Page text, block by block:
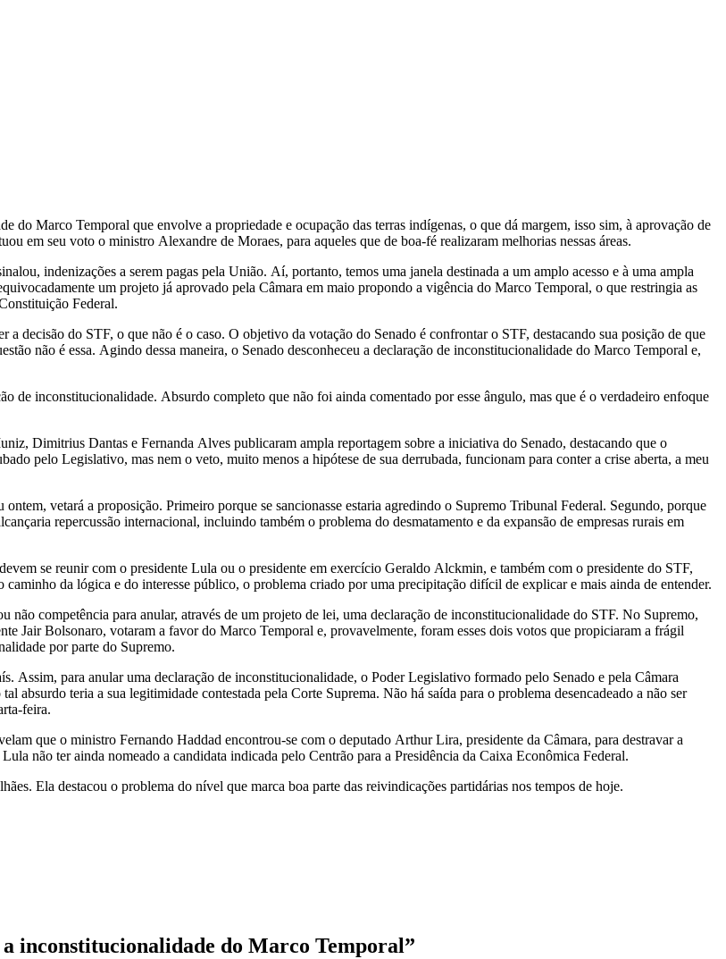
Marco Temporal que envolve a propriedade e ocupação das terras indígenas, o que dá margem, isso sim, à aprovação de
em seu voto o ministro Alexandre de Moraes, para aqueles que de boa-fé realizaram melhorias nessas áreas.
indenizações a serem pagas pela União. Aí, portanto, temos uma janela destinada a um amplo acesso e à uma ampla
um projeto já aprovado pela Câmara em maio propondo a vigência do Marco Temporal, o que restringia as
Federal.
a decisão do STF, o que não é o caso. O objetivo da votação do Senado é confrontar o STF, destacando sua posição de que
não é essa. Agindo dessa maneira, o Senado desconheceu a declaração de inconstitucionalidade do Marco Temporal e,
de inconstitucionalidade. Absurdo completo que não foi ainda comentado por esse ângulo, mas que é o verdadeiro enfoque
Dimitrius Dantas e Fernanda Alves publicaram ampla reportagem sobre a iniciativa do Senado, destacando que o
pelo Legislativo, mas nem o veto, muito menos a hipótese de sua derrubada, funcionam para conter a crise aberta, a meu
vetará a proposição. Primeiro porque se sancionasse estaria agredindo o Supremo Tribunal Federal. Segundo, porque
repercussão internacional, incluindo também o problema do desmatamento e da expansão de empresas rurais em
se reunir com o presidente Lula ou o presidente em exercício Geraldo Alckmin, e também com o presidente do STF,
da lógica e do interesse público, o problema criado por uma precipitação difícil de explicar e mais ainda de entender.
não competência para anular, através de um projeto de lei, uma declaração de inconstitucionalidade do STF. No Supremo,
Jair Bolsonaro, votaram a favor do Marco Temporal e, provavelmente, foram esses dois votos que propiciaram a frágil
por parte do Supremo.
para anular uma declaração de inconstitucionalidade, o Poder Legislativo formado pelo Senado e pela Câmara
absurdo teria a sua legitimidade contestada pela Corte Suprema. Não há saída para o problema desencadeado a não ser
feira.
que o ministro Fernando Haddad encontrou-se com o deputado Arthur Lira, presidente da Câmara, para destravar a
não ter ainda nomeado a candidata indicada pelo Centrão para a Presidência da Caixa Econômica Federal.
Ela destacou o problema do nível que marca boa parte das reivindicações partidárias nos tempos de hoje.
inconstitucionalidade do Marco Temporal”